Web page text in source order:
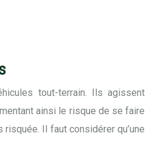
tout-terrain. Ils agissent
ainsi le risque de se faire
Il faut considérer qu’une